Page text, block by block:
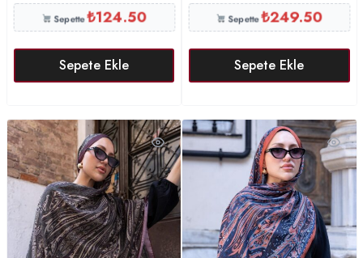
Sepette₺124.50
Sepete Ekle
Sepette₺249.50
Sepete Ekle